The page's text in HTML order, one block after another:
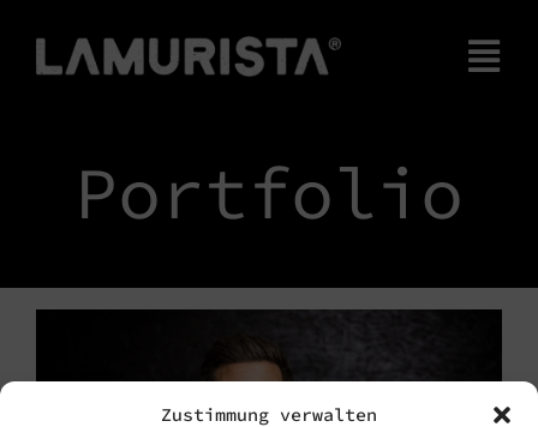
Zustimmung verwalten
Inhalt
Portfolio